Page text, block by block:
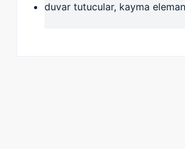
duvar tutucular, kayma